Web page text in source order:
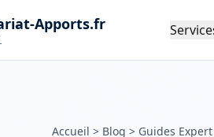
Apports.fr
Accueil > Blog > Guides Expert